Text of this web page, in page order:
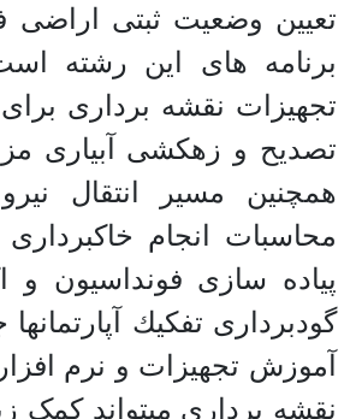
تعیین وضعیت ثبتی اراضی
برنامه های این رشته
تجهیزات نقشه برداری
تصدیح و زهکشی آبیاری
همچنین مسیر انتقال
محاسبات انجام
پیاده سازی فونداسیون
گودبرداری تفكيك
آموزش تجهیزات و نرم
نقشه برداری میتواند کمک